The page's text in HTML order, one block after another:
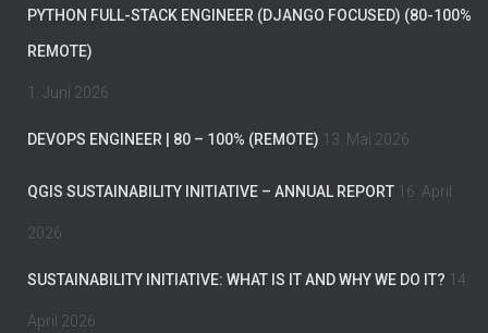
PYTHON FULL-STACK ENGINEER (DJANGO FOCUSED) (80-100%
REMOTE)
1. Juni 2026
DEVOPS ENGINEER | 80 – 100% (REMOTE) 13. Mai 2026
QGIS SUSTAINABILITY INITIATIVE – ANNUAL REPORT 16. April
2026
SUSTAINABILITY INITIATIVE: WHAT IS IT AND WHY WE DO IT? 14.
April 2026